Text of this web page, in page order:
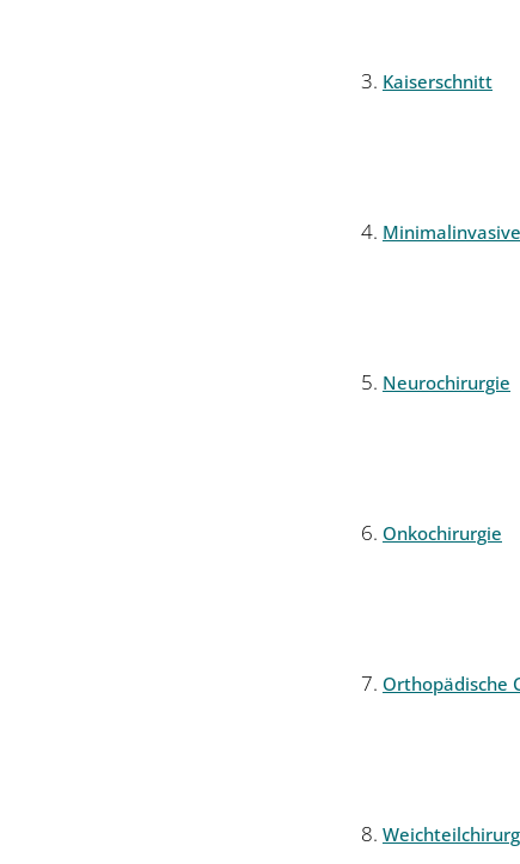
Kaiserschnitt
Neurochirurgie
Onkochirurgie
Orthopädische